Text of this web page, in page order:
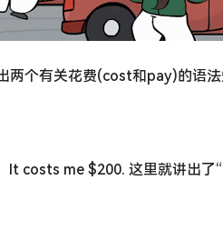
两个有关花费(cost和pay)的语法
It costs me $200. 这里就讲出